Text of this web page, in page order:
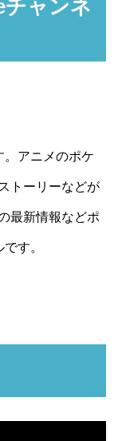
ャンネ
。アニメのポケ
トーリーなどが
最新情報などポ
す。